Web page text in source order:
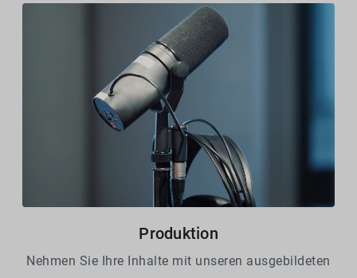
Produktion
Nehmen Sie Ihre Inhalte mit unseren ausgebildeten